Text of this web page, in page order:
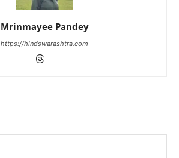
Mrinmayee Pandey
https://hindswarashtra.com